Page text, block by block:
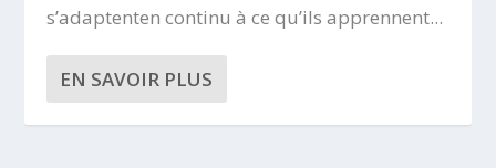
s’adaptenten continu à ce qu’ils apprennent...
EN SAVOIR PLUS